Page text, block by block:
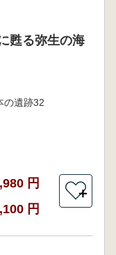
甦る弥生の海
の遺跡32
円
円
＋